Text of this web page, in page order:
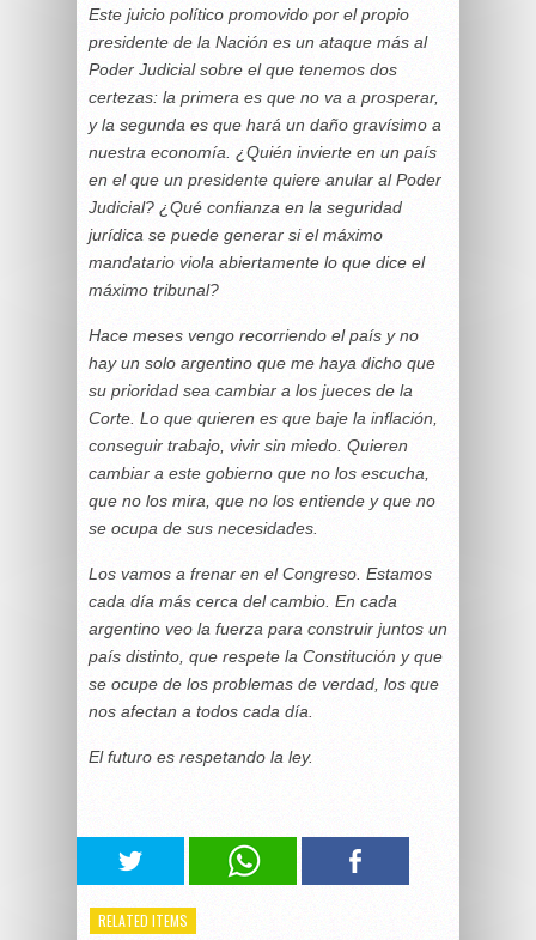
Este juicio político promovido por el propio
presidente de la Nación es un ataque más al
Poder Judicial sobre el que tenemos dos
certezas: la primera es que no va a prosperar,
y la segunda es que hará un daño gravísimo a
nuestra economía. ¿Quién invierte en un país
en el que un presidente quiere anular al Poder
Judicial? ¿Qué confianza en la seguridad
jurídica se puede generar si el máximo
mandatario viola abiertamente lo que dice el
máximo tribunal?
Hace meses vengo recorriendo el país y no
hay un solo argentino que me haya dicho que
su prioridad sea cambiar a los jueces de la
Corte. Lo que quieren es que baje la inflación,
conseguir trabajo, vivir sin miedo. Quieren
cambiar a este gobierno que no los escucha,
que no los mira, que no los entiende y que no
se ocupa de sus necesidades.
Los vamos a frenar en el Congreso. Estamos
cada día más cerca del cambio. En cada
argentino veo la fuerza para construir juntos un
país distinto, que respete la Constitución y que
se ocupe de los problemas de verdad, los que
nos afectan a todos cada día.
El futuro es respetando la ley.
RELATED ITEMS